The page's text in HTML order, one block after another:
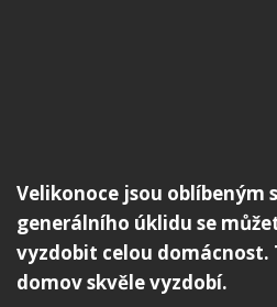
Velikonoce jsou oblíbeným
generálního úklidu se
vyzdobit celou domácnost.
domov skvěle vyzdobí.